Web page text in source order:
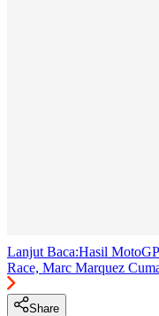
Lanjut Baca:Hasil
Race, Marc Marquez
Share